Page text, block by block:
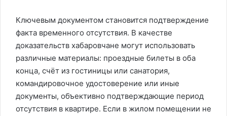
Ключевым документом становится подтверждение
факта временного отсутствия. В качестве
доказательств хабаровчане могут использовать
различные материалы: проездные билеты в оба
конца, счёт из гостиницы или санатория,
командировочное удостоверение или иные
документы, объективно подтверждающие период
отсутствия в квартире. Если в жилом помещении не